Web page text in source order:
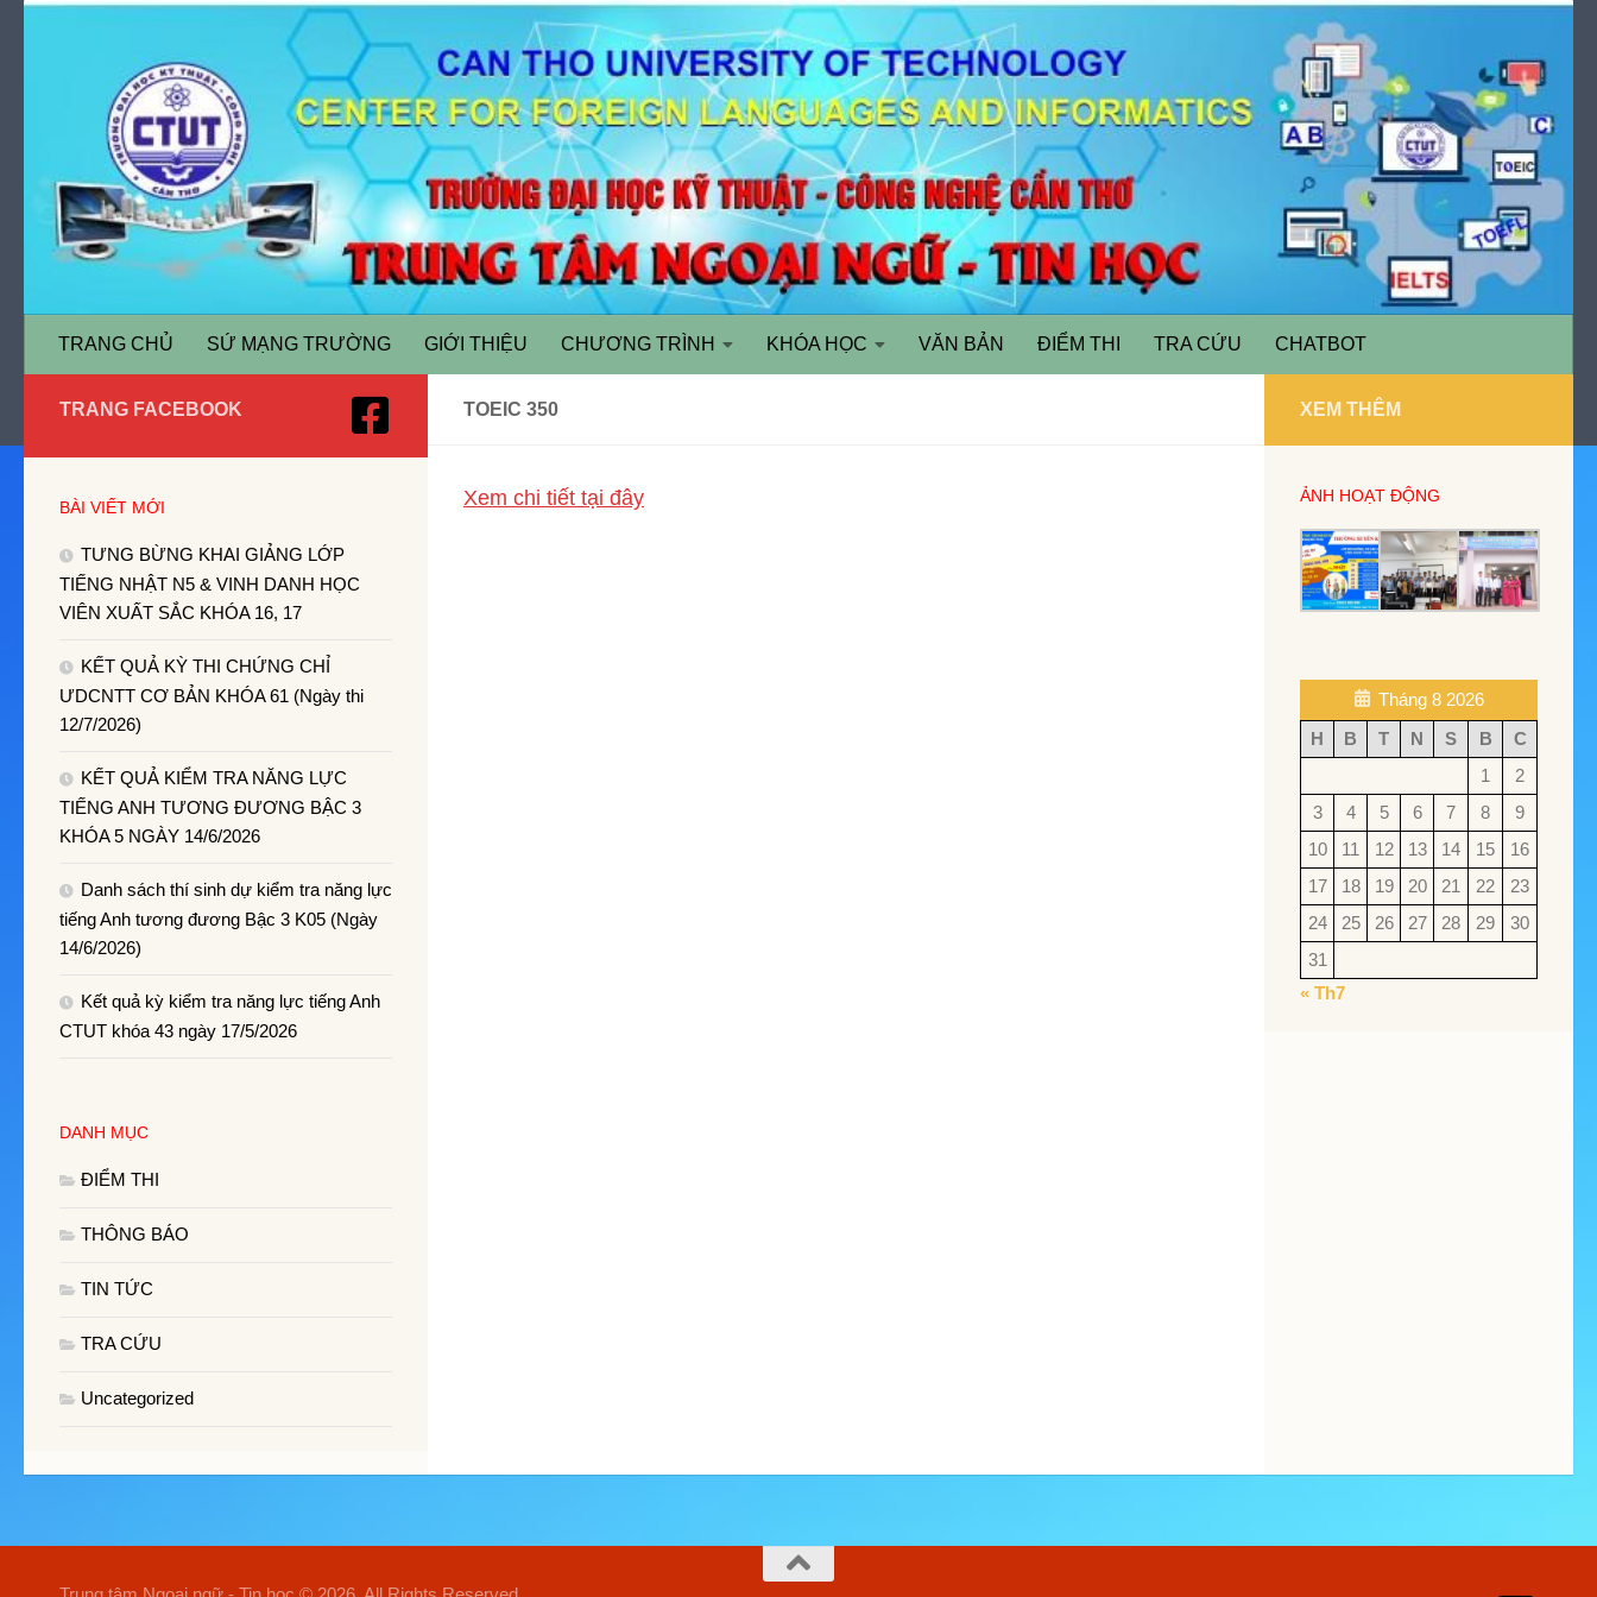
TRANG CHỦ SỨ MẠNG TRƯỜNG GIỚI THIỆU CHƯƠNG TRÌNH KHÓA HỌC VĂN BẢN ĐIỂM THI TRA CỨU CHATBOT
TOEIC 350
Xem chi tiết tại đây
TRANG FACEBOOK
BÀI VIẾT MỚI
TƯNG BỪNG KHAI GIẢNG LỚP
TIẾNG NHẬT N5 & VINH DANH HỌC
VIÊN XUẤT SẮC KHÓA 16, 17
KẾT QUẢ KỲ THI CHỨNG CHỈ
ƯDCNTT CƠ BẢN KHÓA 61 (Ngày thi
12/7/2026)
KẾT QUẢ KIỂM TRA NĂNG LỰC
TIẾNG ANH TƯƠNG ĐƯƠNG BẬC 3
KHÓA 5 NGÀY 14/6/2026
Danh sách thí sinh dự kiểm tra năng lực
tiếng Anh tương đương Bậc 3 K05 (Ngày
14/6/2026)
Kết quả kỳ kiểm tra năng lực tiếng Anh
CTUT khóa 43 ngày 17/5/2026
DANH MỤC
ĐIỂM THI
THÔNG BÁO
TIN TỨC
TRA CỨU
Uncategorized
XEM THÊM
ẢNH HOẠT ĐỘNG
Tháng 8 2026
H
B T N S B
C
1
2
3
4 5 6 7 8
9
10
11 12 13 14 15
16
17
18 19 20 21 22
23
24
25 26 27 28 29
30
31
« Th7